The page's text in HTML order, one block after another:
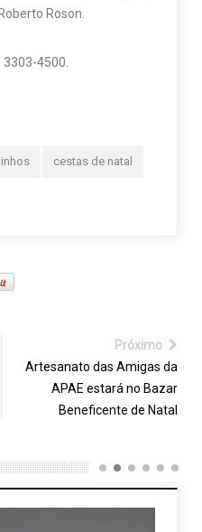
Roson.
4500.
cestas de natal
Próximo
Artesanato das Amigas da
APAE estará no Bazar
Beneficente de Natal